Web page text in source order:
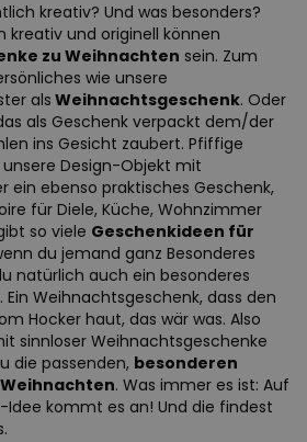
kreativ? Und was besonders?
kreativ und originell können
zu Weihnachten sein. Zum
wie unsere
als Weihnachtsgeschenk. Oder
als Geschenk verpackt dem/der
ins Gesicht zaubert. Pfiffige
Design-Objekt mit
ein ebenso praktisches Geschenk,
für Diele, Küche, Wohnzimmer
so viele Geschenkideen für
du jemand ganz Besonderes
natürlich auch ein besonderes
Weihnachtsgeschenk, dass den
Hocker haut, das wär was. Also
sinnloser Weihnachtsgeschenke
die passenden, besonderen
. Was immer es ist: Auf
kommt es an! Und die findest